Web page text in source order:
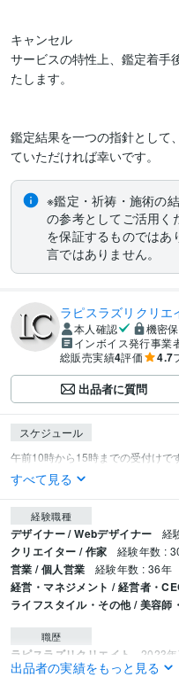
キャンセル
サービスの特性上、鑑定着手
たします。
鑑定結果を一つの指針として
ていただければ幸いです。
※鑑定・祈祷・施術の
の参考としてご活用く
を保証するものではあ
言ではありません。
ラピスラズリクリエ
本人確認
機密
インボイス発行事業
総販売実績4評価 4.7
出品者に質問
スケジュール
すべて見る
経験職種
デザイナー / Webデザイナー 経
クリエイター / 作家 経験年数 :
営業 / 個人営業 経験年数 : 36年
経営・マネジメント / 経営者・
ライフスタイル・その他 / 美容師
職歴
ラピスラズリクリエイト 2023
出品者の実績をもっと見る